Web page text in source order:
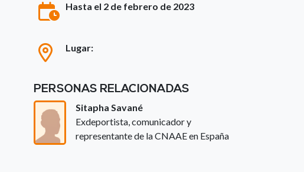
Hasta el 2 de febrero de 2023
Lugar:
PERSONAS RELACIONADAS
Sitapha Savané
Exdeportista, comunicador y
representante de la CNAAE en España